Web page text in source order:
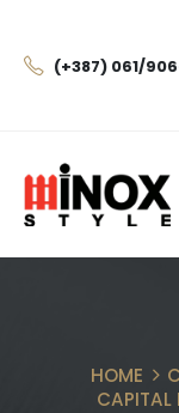
(+387) 061/
HOME
CAPITAL